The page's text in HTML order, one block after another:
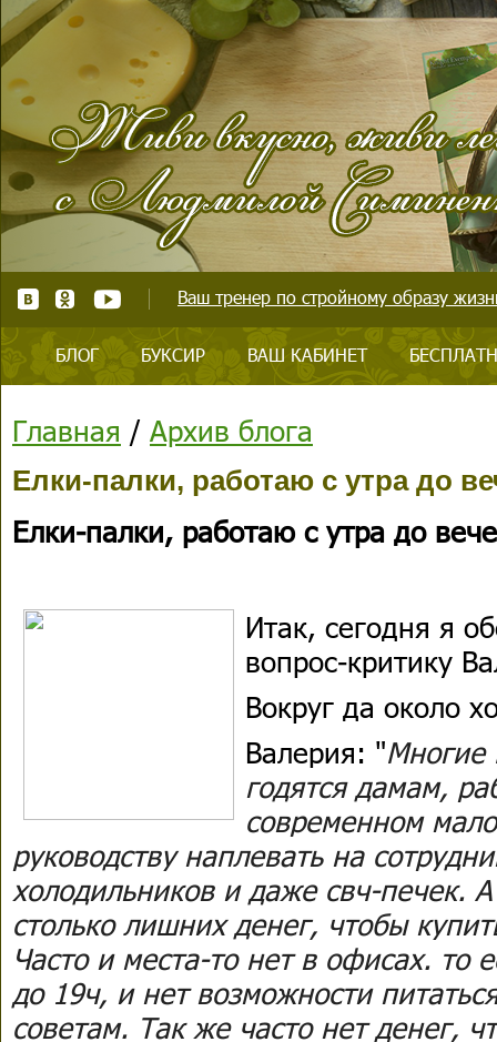
Ваш тренер по стройному образу
БЛОГ БУКСИР ВАШ КАБИНЕТ
Главная / Архив блога
Елки-палки, работаю с утра до
Елки-палки, работаю с утра до
Итак, сегодня я
вопрос-критику
Вокруг да около
Валерия: "Многие
годятся дамам,
современном
руководству наплевать на
холодильников и даже свч-печек.
столько лишних денег, чтобы
Часто и места-то нет в офисах. то
до 19ч, и нет возможности
советам. Так же часто нет денег,